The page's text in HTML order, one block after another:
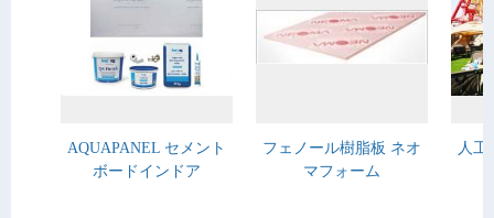
AQUAPANEL セメント
ボードインドア
フェノール樹脂板 ネオ
マフォーム
人